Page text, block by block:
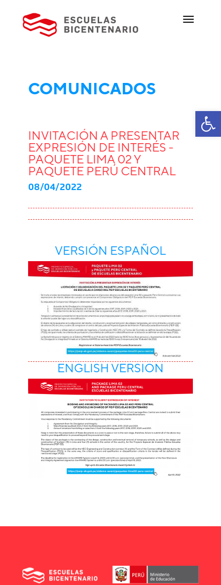
COMUNICADOS
INVITACIÓN A PRESENTAR
EXPRESIÓN DE INTERÉS -
PAQUETE LIMA 02 Y
PAQUETE PERÚ CENTRAL
08/04/2022
VERSIÓN ESPAÑOL
ENGLISH VERSION